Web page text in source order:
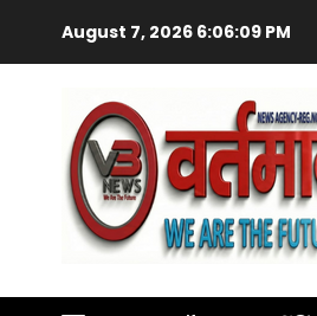
content
August 7, 2026 6:06:10 PM